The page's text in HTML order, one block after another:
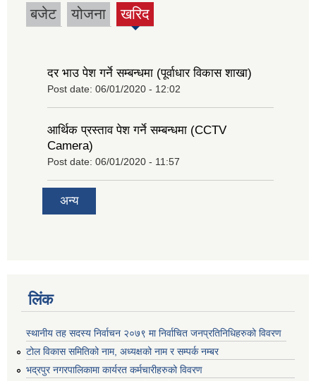
बजेट योजना खरिद
(active
दर भाउ पेश गर्ने सम्बन्धमा (पूर्वाधार विकास शाखा)
Post date: 06/01/2020 - 12:02
आर्थिक प्रस्ताव पेश गर्ने सम्बन्धमा (CCTV
Camera)
Post date: 06/01/2020 - 11:57
अन्य
लिंक
स्थानीय तह सदस्य निर्वाचन २०७९ मा निर्वाचित जनप्रतिनिधिहरुको विवरण
टोल विकास समितिको नाम, अध्यक्षको नाम र सम्पर्क नम्बर
भद्रपुर नगरपालिकामा कार्यरत कर्मचारीहरुको विवरण